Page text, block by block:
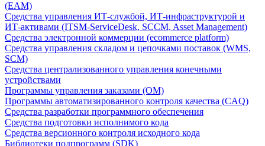
(EAM)
Средства управления ИТ-службой, ИТ-инфраструктурой и
ИТ-активами (ITSM-ServiceDesk, SCCM, Asset Management)
Средства электронной коммерции (ecommerce platform)
Средства управления складом и цепочками поставок (WMS,
SCM)
Средства централизованного управления конечными
устройствами
Программы управления заказами (OM)
Программы автоматизированного контроля качества (CAQ)
Средства разработки программного обеспечения
Средства подготовки исполнимого кода
Средства версионного контроля исходного кода
Библиотеки подпрограмм (SDK)